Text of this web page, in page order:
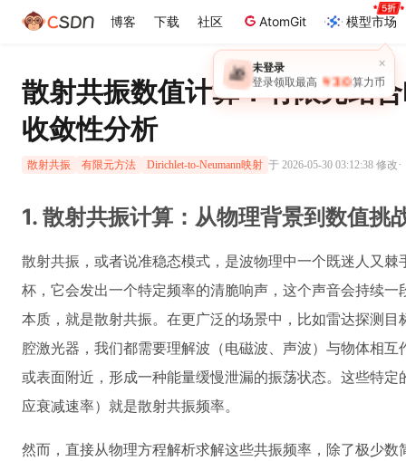
博客 下载 社区 AtomGit 模型市场
×
🎁 未登录
登录领取最高 ￥30 算力币
散射共振数值计算：有限元结
收敛性分析
散射共振 有限元方法 Dirichlet-to-Neumann映射 于 2026-05-30 03:12:38 修改·
1. 散射共振计算：从物理背景到数值挑
散射共振，或者说准稳态模式，是波物理中一个既迷人又
杯，它会发出一个特定频率的清脆响声，这个声音会持续
本质，就是散射共振。在更广泛的场景中，比如雷达探测
腔激光器，我们都需要理解波（电磁波、声波）与物体相互
或表面附近，形成一种能量缓慢泄漏的振荡状态。这些特
应衰减速率）就是散射共振频率。
然而，直接从物理方程解析求解这些共振频率，除了极少